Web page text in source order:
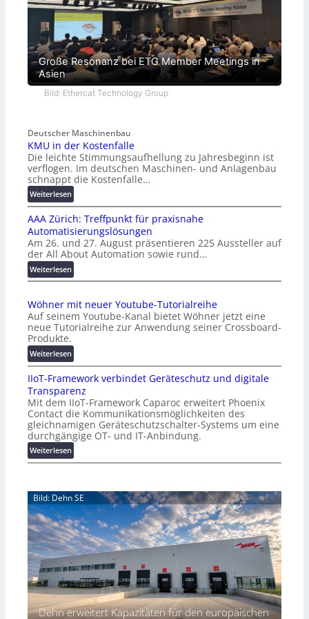
Große Resonanz bei ETG Member Meetings in
Asien
Bild: Ethercat Technology Group
Deutscher Maschinenbau
KMU in der Kostenfalle
Die leichte Stimmungsaufhellung zu Jahresbeginn ist
verflogen. Im deutschen Maschinen- und Anlagenbau
schnappt die Kostenfalle…
Weiterlesen:
K
M
U
i
n
d
e
K
o
s
e
n
f
a
l
l
e
AAA Zürich: Treffpunkt für praxisnahe
Automatisierungslösungen
Am 26. und 27. August präsentieren 225 Aussteller auf
der All About Automation sowie rund…
Weiterlesen:
A
A
Z
ü
i
c
h
:
T
r
e
f
f
p
n
k
t
f
ü
r
p
r
a
x
i
Wöhner mit neuer Youtube-Tutorialreihe
Auf seinem Youtube-Kanal bietet Wöhner jetzt eine
neue Tutorialreihe zur Anwendung seiner Crossboard-
Produkte.
Weiterlesen:
W
ö
h
n
e
r
m
i
t
e
u
e
r
Y
o
u
u
b
e
IIoT-Framework verbindet Geräteschutz und digitale
Transparenz
Mit dem IIoT-Framework Caparoc erweitert Phoenix
Contact die Kommunikationsmöglichkeiten des
gleichnamigen Geräteschutzschalter-Systems um eine
durchgängige OT- und IT-Anbindung.
Weiterlesen:
I
T
-
F
r
a
m
e
w
o
r
Bild: Dehn SE
Dehn erweitert Kapazitäten für den europäischen